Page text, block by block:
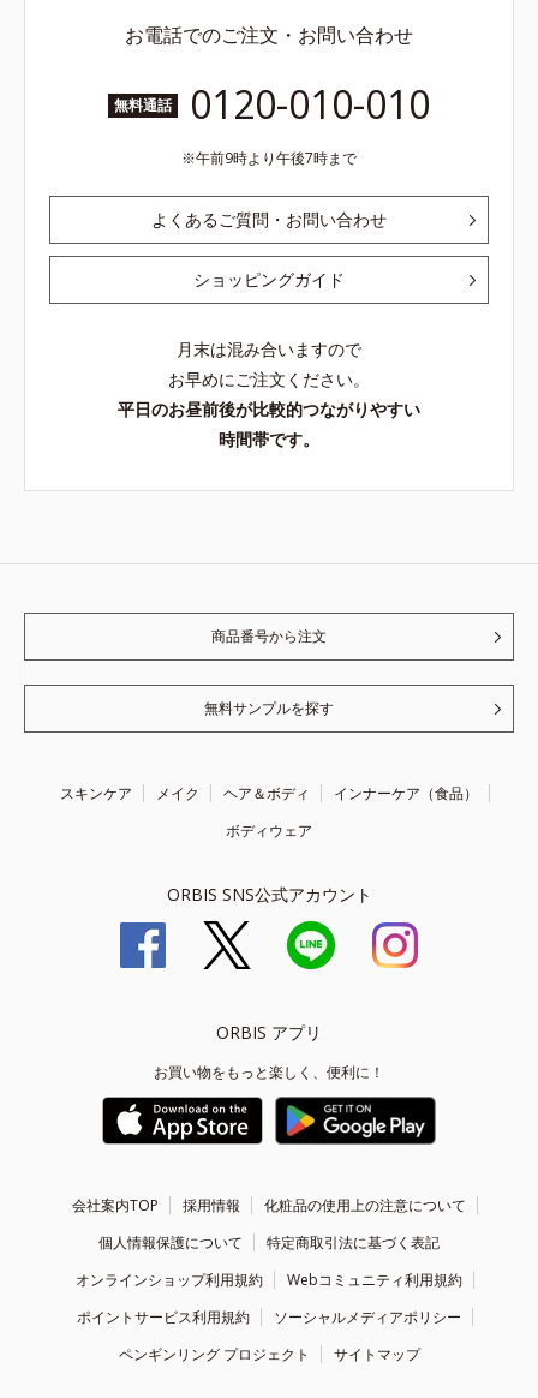
お電話でのご注文・お問い合わせ
無料通話 0120-010-010
午前9時より午後7時まで
よくあるご質問・お問い合わせ
ショッピングガイド
月末は混み合いますので
お早めにご注文ください。
平日のお昼前後が比較的つながりやすい
時間帯です。
商品番号から注文
無料サンプルを探す
スキンケア メイク ヘア＆ボディ
インナーケア（食品）
ボディウェア
ORBIS SNS公式アカウント
ORBIS アプリ
お買い物をもっと楽しく、便利に！
会社案内TOP 採用情報
化粧品の使用上の注意について
個人情報保護について
特定商取引法に基づく表記
オンラインショップ利用規約
Webコミュニティ利用規約
ポイントサービス利用規約
ソーシャルメディアポリシー
ペンギンリング プロジェクト
サイトマップ